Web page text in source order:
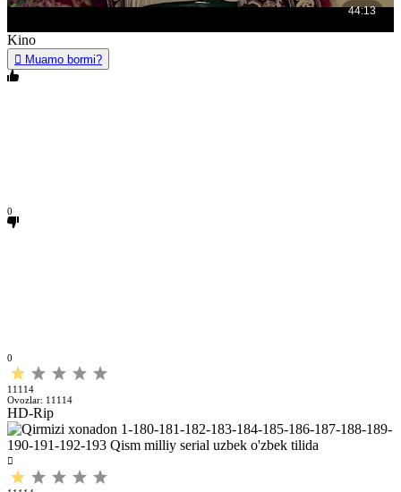
Kino
Muamo bormi?
0
0
11114
Ovozlar: 11114
HD-Rip